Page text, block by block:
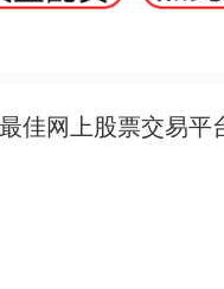
佳网上股票交易平